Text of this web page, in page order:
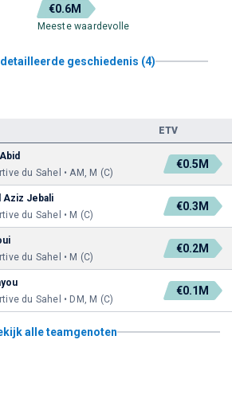
€0.6M
Meeste waardevolle
geschiedenis (4)
ETV
du Sahel • AM, M (C)
€0.5M
Aziz Jebali
du Sahel • M (C)
€0.3M
du Sahel • M (C)
€0.2M
du Sahel • DM, M (C)
€0.1M
alle teamgenoten